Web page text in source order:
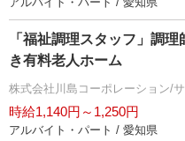
「福祉調理スタッフ」調
き有料老人ホーム
株式会社川島コーポレーション/
時給1,140円～1,250円
アルバイト・パート / 愛知県